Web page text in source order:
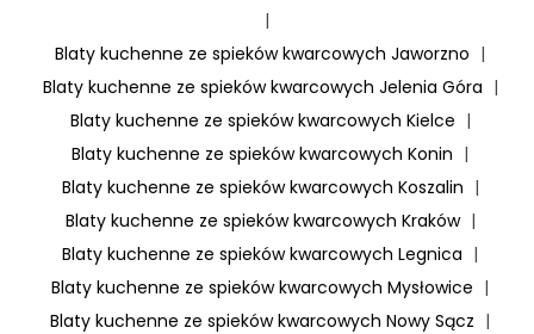
|
Blaty kuchenne ze spieków kwarcowych Jaworzno |
Blaty kuchenne ze spieków kwarcowych Jelenia Góra |
Blaty kuchenne ze spieków kwarcowych Kielce |
Blaty kuchenne ze spieków kwarcowych Konin |
Blaty kuchenne ze spieków kwarcowych Koszalin |
Blaty kuchenne ze spieków kwarcowych Kraków |
Blaty kuchenne ze spieków kwarcowych Legnica |
Blaty kuchenne ze spieków kwarcowych Mysłowice |
Blaty kuchenne ze spieków kwarcowych Nowy Sącz |